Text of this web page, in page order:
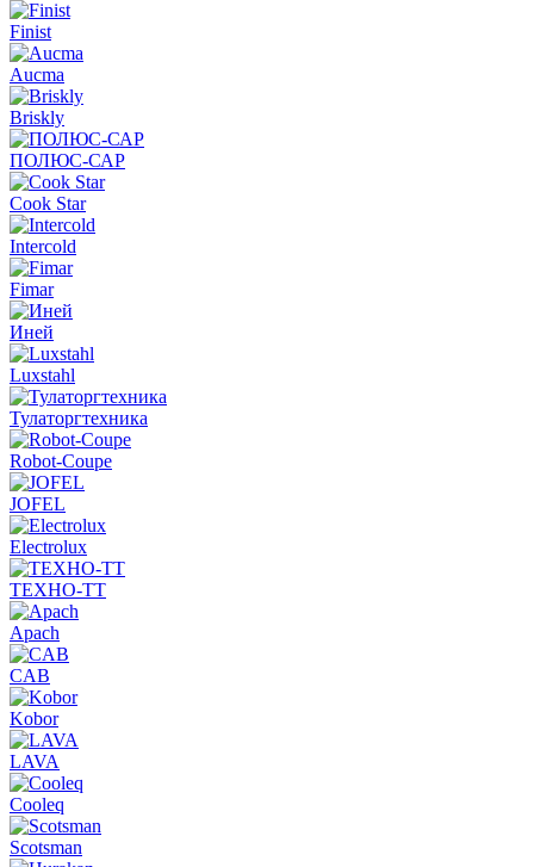
Finist
Aucma
Briskly
ПОЛЮС-САР
Cook Star
Intercold
Fimar
Иней
Luxstahl
Тулаторгтехника
Robot-Coupe
JOFEL
Electrolux
ТЕХНО-ТТ
Apach
CAB
Kobor
LAVA
Cooleq
Scotsman